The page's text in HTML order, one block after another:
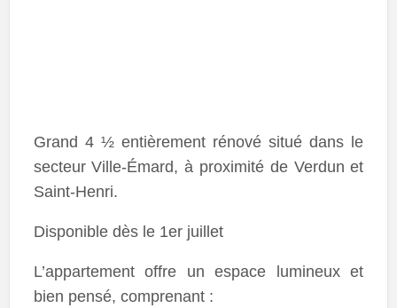
Grand 4 ½ entièrement rénové situé dans le
secteur Ville-Émard, à proximité de Verdun et
Saint-Henri.
Disponible dès le 1er juillet
L’appartement offre un espace lumineux et
bien pensé, comprenant :